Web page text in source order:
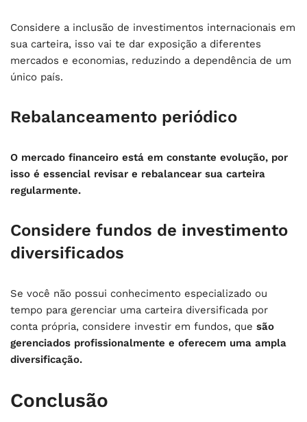
Considere a inclusão de investimentos internacionais em
sua carteira, isso vai te dar exposição a diferentes
mercados e economias, reduzindo a dependência de um
único país.
Rebalanceamento periódico
O mercado financeiro está em constante evolução, por
isso é essencial revisar e rebalancear sua carteira
regularmente.
Considere fundos de investimento
diversificados
Se você não possui conhecimento especializado ou
tempo para gerenciar uma carteira diversificada por
conta própria, considere investir em fundos, que são
gerenciados profissionalmente e oferecem uma ampla
diversificação.
Conclusão